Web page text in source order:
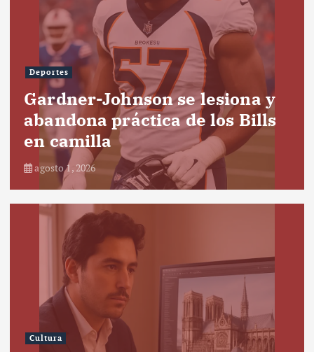
Deportes
Gardner-Johnson se lesiona y
abandona práctica de los Bills
en camilla
agosto 1, 2026
Cultura